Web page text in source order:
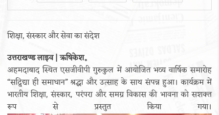
शिक्षा, संस्कार और सेवा का संदेश
उत्तराखण्ड लाइव | ऋषिकेश。
अहमदाबाद स्थित एसजीवीपी गुरुकुल में आयोजित भव्य वार्षिक समारोह
“सद्विद्या ही समाधान” श्रद्धा और उत्साह के साथ संपन्न हुआ। कार्यक्रम में
भारतीय शिक्षा, संस्कार, परंपरा और समग्र विकास की भावना को सशक्त
रूप से प्रस्तुत किया गया।